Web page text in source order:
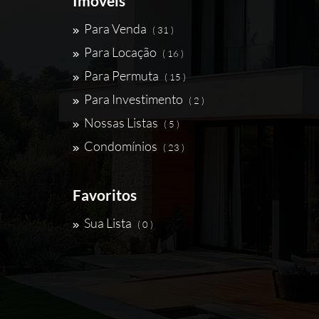
Para Venda ( 31 )
Para Locação ( 16 )
Para Permuta ( 15 )
Para Investimento ( 2 )
Nossas Listas ( 5 )
Condomínios ( 23 )
Favoritos
Sua Lista ( 0 )